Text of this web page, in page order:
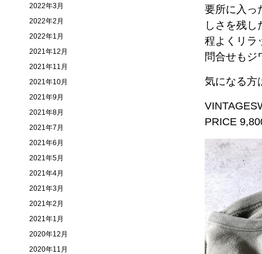
要所に入っ
しさを残
程よくリラ
問合せもジ
気になる方
PRICE
2022年3月
2022年2月
2022年1月
2021年12月
2021年11月
2021年10月
2021年9月
2021年8月
2021年7月
2021年6月
2021年5月
2021年4月
2021年3月
2021年2月
2021年1月
2020年12月
2020年11月